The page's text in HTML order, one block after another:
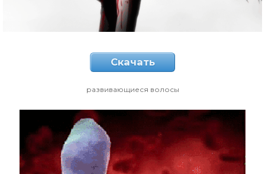
Скачать
развивающиеся волосы